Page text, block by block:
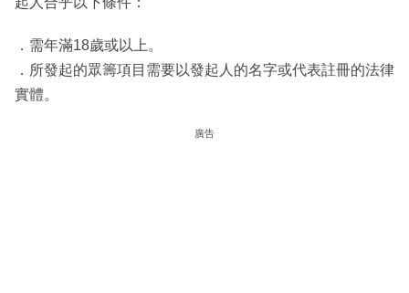
．需年滿18歲或以上。
．所發起的眾籌項目需要以發起人的名字或代表註冊的法律
實體。
廣告